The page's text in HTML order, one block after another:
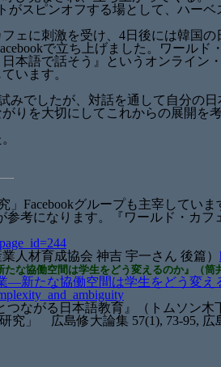
ピンオフする場として、ハーベ
ェに刺激を受け、4日後には韓国
で立ち上げました。ワール
本語で話そう』というオンライ
います。
でしたが、対話を通して自分の
りを大切にしてこれからの展開を
Facebookグループも主宰していま
参考になります。『ワールド・
人材育成協会 神吉 宇一さん 後篇）
な協働空間は学生をどう変えるのか』（
―新たな協働空間は学生をどう変え
つながる日本語教育』（トムソン
究」 広島修大論集 57(1), 73-95, 広